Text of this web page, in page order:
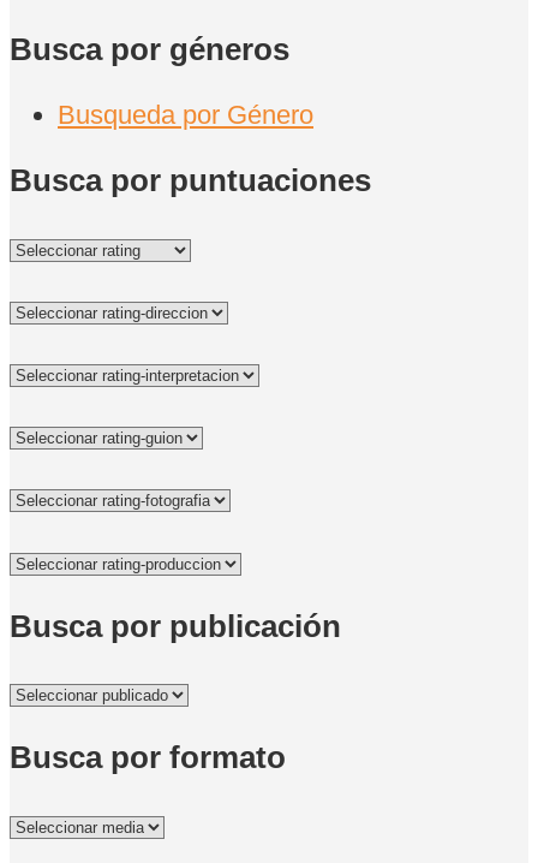
Busca por géneros
Busqueda por Género
Busca por puntuaciones
Busca por publicación
Busca por formato